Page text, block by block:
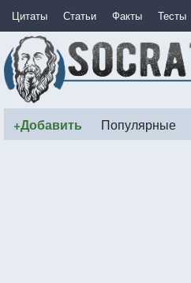
Цитаты Статьи Факты Тесты
+Добавить Популярные